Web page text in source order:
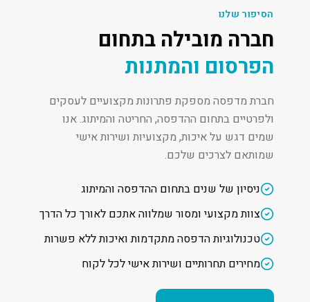
הסיפור שלנו
חברה מובילה בתחום
הפרסום והמתנות
חברת מדפסה מספקת פתרונות מקצועיים לעסקים
ולפרטיים בתחום ההדפסה, החריטה והמיתוג. אנו
שמים דגש על איכות, מקצועיות ושירות אישי
שמותאם לצרכים שלכם.
ניסיון של שנים בתחום ההדפסה והמיתוג
צוות מקצועי ומסור שמלווה אתכם לאורך כל הדרך
טכנולוגיות הדפסה מתקדמות ואיכות ללא פשרות
מחירים תחרותיים ושירות אישי לכל לקוח